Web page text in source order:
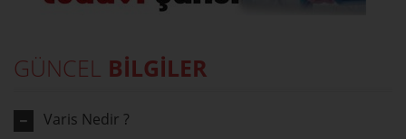
GÜNCEL BİLGİLER
Varis Nedir ?